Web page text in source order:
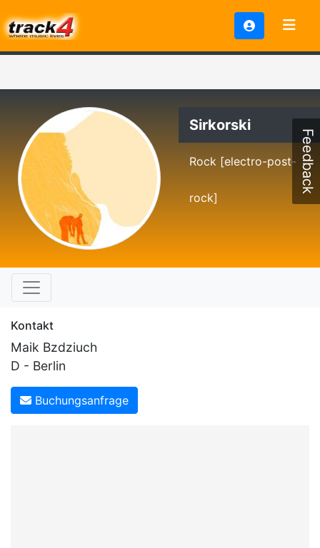
Sirkorski
Rock [electro-post-
rock]
Kontakt
Maik Bzdziuch
D - Berlin
Buchungsanfrage
Feedback